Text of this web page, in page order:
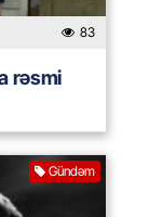
83
rəsmi
Gündəm